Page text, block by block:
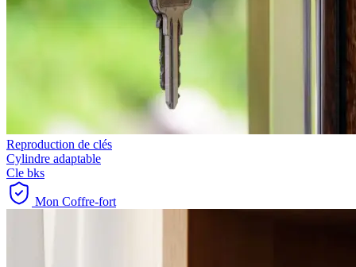
Reproduction de clés
Cylindre adaptable
Cle bks
Mon Coffre-fort